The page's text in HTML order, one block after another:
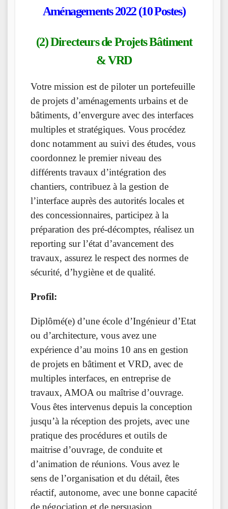
Aménagements 2022 (10 Postes)
(2) Directeurs de Projets Bâtiment
& VRD
Votre mission est de piloter un portefeuille
de projets d’aménagements urbains et de
bâtiments, d’envergure avec des interfaces
multiples et stratégiques. Vous procédez
donc notamment au suivi des études, vous
coordonnez le premier niveau des
différents travaux d’intégration des
chantiers, contribuez à la gestion de
l’interface auprès des autorités locales et
des concessionnaires, participez à la
préparation des pré-décomptes, réalisez un
reporting sur l’état d’avancement des
travaux, assurez le respect des normes de
sécurité, d’hygiène et de qualité.
Profil:
Diplômé(e) d’une école d’Ingénieur d’Etat
ou d’architecture, vous avez une
expérience d’au moins 10 ans en gestion
de projets en bâtiment et VRD, avec de
multiples interfaces, en entreprise de
travaux, AMOA ou maîtrise d’ouvrage.
Vous êtes intervenus depuis la conception
jusqu’à la réception des projets, avec une
pratique des procédures et outils de
maitrise d’ouvrage, de conduite et
d’animation de réunions. Vous avez le
sens de l’organisation et du détail, êtes
réactif, autonome, avec une bonne capacité
de négociation et de persuasion.